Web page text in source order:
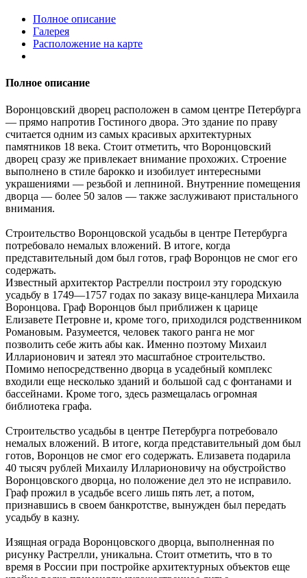
Полное описание
Галерея
Расположение на карте
Полное описание
Воронцовский дворец расположен в самом центре Петербурга
— прямо напротив Гостиного двора. Это здание по праву
считается одним из самых красивых архитектурных
памятников 18 века. Стоит отметить, что Воронцовский
дворец сразу же привлекает внимание прохожих. Строение
выполнено в стиле барокко и изобилует интересными
украшениями — резьбой и лепниной. Внутренние помещения
дворца — более 50 залов — также заслуживают пристального
внимания.
Строительство Воронцовской усадьбы в центре Петербурга
потребовало немалых вложений. В итоге, когда
представительный дом был готов, граф Воронцов не смог его
содержать.
Известный архитектор Растрелли построил эту городскую
усадьбу в 1749—1757 годах по заказу вице-канцлера Михаила
Воронцова. Граф Воронцов был приближен к царице
Елизавете Петровне и, кроме того, приходился родственником
Романовым. Разумеется, человек такого ранга не мог
позволить себе жить абы как. Именно поэтому Михаил
Илларионович и затеял это масштабное строительство.
Помимо непосредственно дворца в усадебный комплекс
входили еще несколько зданий и большой сад с фонтанами и
бассейнами. Кроме того, здесь размещалась огромная
библиотека графа.
Строительство усадьбы в центре Петербурга потребовало
немалых вложений. В итоге, когда представительный дом был
готов, Воронцов не смог его содержать. Елизавета подарила
40 тысяч рублей Михаилу Илларионовичу на обустройство
Воронцовского дворца, но положение дел это не исправило.
Граф прожил в усадьбе всего лишь пять лет, а потом,
признавшись в своем банкротстве, вынужден был передать
усадьбу в казну.
Изящная ограда Воронцовского дворца, выполненная по
рисунку Растрелли, уникальна. Стоит отметить, что в то
время в России при постройке архитектурных объектов еще